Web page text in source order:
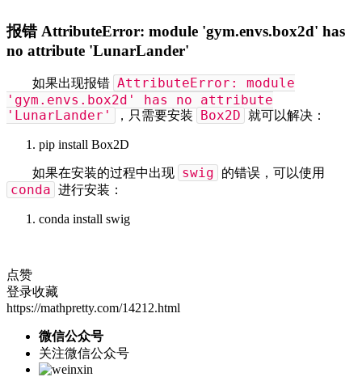
报错 AttributeError: module 'gym.envs.box2d' has
no attribute 'LunarLander'
如果出现报错 AttributeError: module
'gym.envs.box2d' has no attribute
'LunarLander'
，只需要安装 Box2D 就可以解决：
pip install Box2D
如果在安装的过程中出现 swig 的错误，可以使用
conda 进行安装：
conda install swig
点赞
登录收藏
https://mathpretty.com/14212.html
微信公众号
关注微信公众号